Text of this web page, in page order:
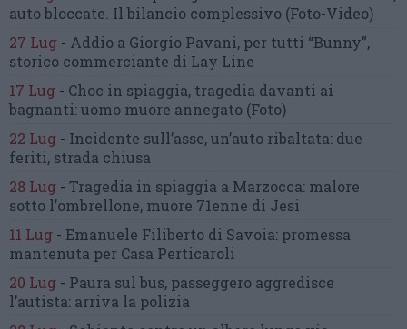
auto bloccate. Il bilancio complessivo (Foto-Video)
27 Lug - Addio a Giorgio Pavani, per tutti “Bunny”,
storico commerciante di Lay Line
17 Lug - Choc in spiaggia, tragedia davanti ai
bagnanti:uomo muore annegato (Foto)
22 Lug - Incidente sull’asse, un’auto ribaltata: due
feriti, strada chiusa
28 Lug - Tragedia in spiaggia a Marzocca: malore
sotto l’ombrellone, muore 71enne di Jesi
11 Lug - Emanuele Filiberto di Savoia: promessa
mantenuta per Casa Perticaroli
20 Lug - Paura sul bus, passeggero aggredisce
l’autista: arriva la polizia